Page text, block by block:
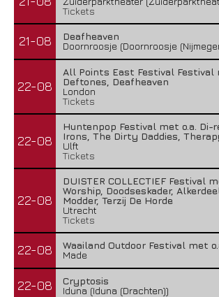
Tickets
21-08
Deafheaven
Doornroosje (Doornroosje
22-08
All Points East Festival Festival
Deftones, Deafheaven
London
Tickets
22-08
Huntenpop Festival met o.a. Di-
Irons, The Dirty Daddies,
Ulft
Tickets
22-08
DUISTER COLLECTIEF Festival
Worship, Doodseskader,
Modder, Terzij De Horde
Utrecht
Tickets
22-08
Waailand Outdoor Festival met
Made
22-08
Cryptosis
Iduna (Iduna (Drachten))